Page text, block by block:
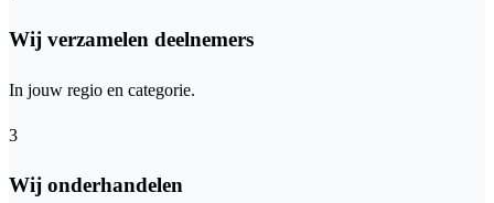
Wij verzamelen deelnemers
In jouw regio en categorie.
3
Wij onderhandelen